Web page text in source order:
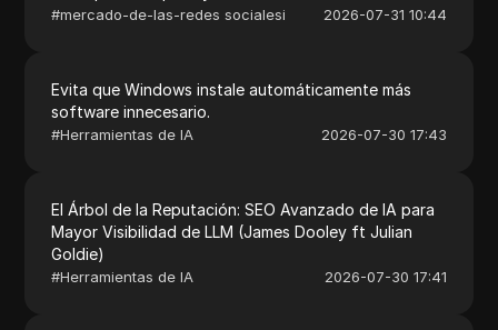
#mercado-de-las-redes socialesi 2026-07-31 10:44
Evita que Windows instale automáticamente más
software innecesario.
#Herramientas de IA 2026-07-30 17:43
El Árbol de la Reputación: SEO Avanzado de IA para
Mayor Visibilidad de LLM (James Dooley ft Julian
Goldie)
#Herramientas de IA 2026-07-30 17:41